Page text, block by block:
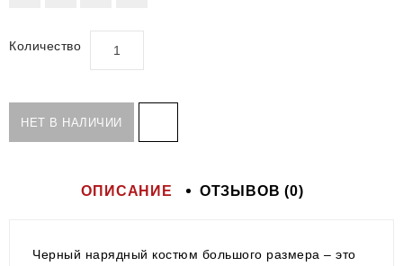
Количество
НЕТ В НАЛИЧИИ
ОПИСАНИЕ ОТЗЫВОВ (0)
Черный нарядный костюм большого размера – это